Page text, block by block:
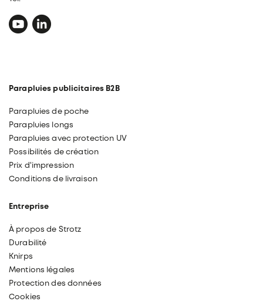
Parapluies publicitaires B2B
Parapluies de poche
Parapluies longs
Parapluies avec protection UV
Possibilités de création
Prix d'impression
Conditions de livraison
Entreprise
À propos de Strotz
Durabilité
Knirps
Mentions légales
Protection des données
Cookies